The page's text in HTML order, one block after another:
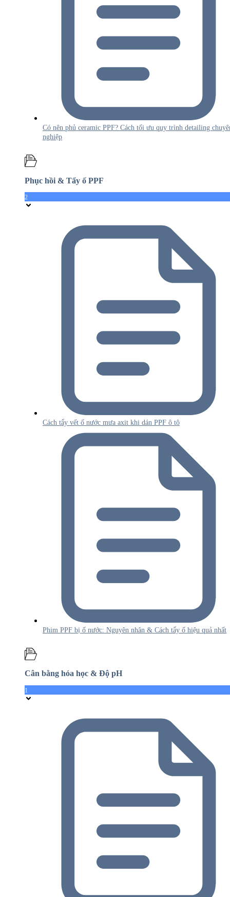
Có nên phủ ceramic PPF? Cách tối ưu quy trình detailing
nghiệp
Phục hồi & Tẩy ố PPF
2
Cách tẩy vết ố nước mưa axit khi dán PPF ô tô
Phim PPF bị ố nước: Nguyên nhân & Cách tẩy ố hiệu quả nhất
Cân bằng hóa học & Độ pH
1